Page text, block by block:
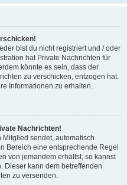
bist du nicht registriert und / oder
hat Private Nachrichten für
könnte es sein, dass der
zu verschicken, entzogen hat.
Informationen zu erhalten.
Nachrichten!
sendet, automatisch
Bereich eine entsprechende Regel
von jemandem erhältst, so kannst
Dieser kann dem betreffenden
zu versenden.